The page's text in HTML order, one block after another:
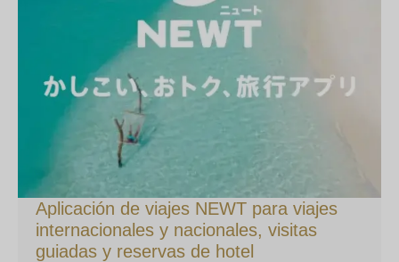
Aplicación de viajes NEWT para viajes
internacionales y nacionales, visitas
guiadas y reservas de hotel